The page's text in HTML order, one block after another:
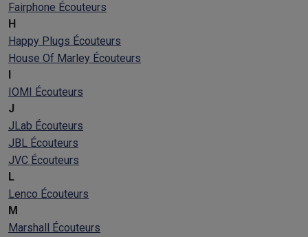
Fairphone Écouteurs
H
Happy Plugs Écouteurs
House Of Marley Écouteurs
I
IOMI Écouteurs
J
JLab Écouteurs
JBL Écouteurs
JVC Écouteurs
L
Lenco Écouteurs
M
Marshall Écouteurs